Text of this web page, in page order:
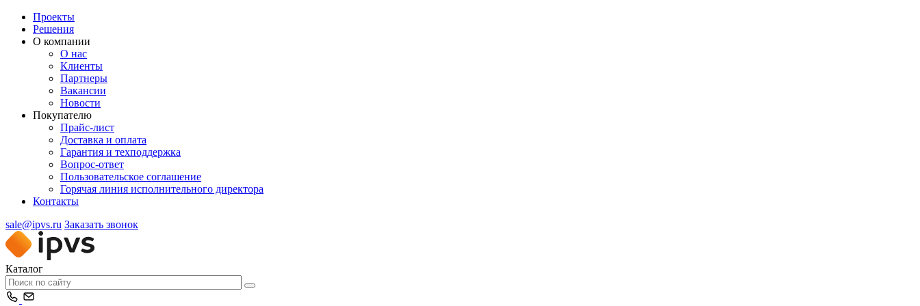
Проекты
Решения
О компании
О нас
Клиенты
Партнеры
Вакансии
Новости
Покупателю
Прайс-лист
Доставка и оплата
Гарантия и техподдержка
Вопрос-ответ
Пользовательское соглашение
Горячая линия исполнительного директора
Контакты
sale@ipvs.ru Заказать звонок
Каталог